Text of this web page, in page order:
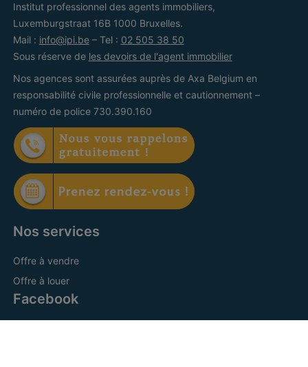
Institut professionnel des agents immobiliers,
Luxemburgstraat 16B 1000 Bruxelles.
Mail : info@ipi.be– Tel : 02 505 38 50
Sous réserve de les devoirs de l'agent immobilier
Nos agences sont assurées auprès de Axa Belgium en
responsabilité civile professionnelle et cautionnement –
numéro de police 730.390.160
Nos services
Offre à vendre
Offre à louer
Facebook